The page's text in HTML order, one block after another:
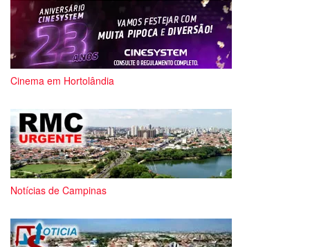
Cinema em Hortolândia
Notícias de Campinas